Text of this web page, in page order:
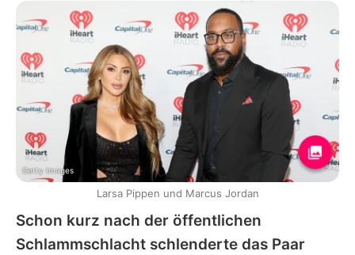
Schon kurz nach der öffentlichen
Schlammschlacht schlenderte das Paar
Getty Images
Larsa Pippen und Marcus Jordan